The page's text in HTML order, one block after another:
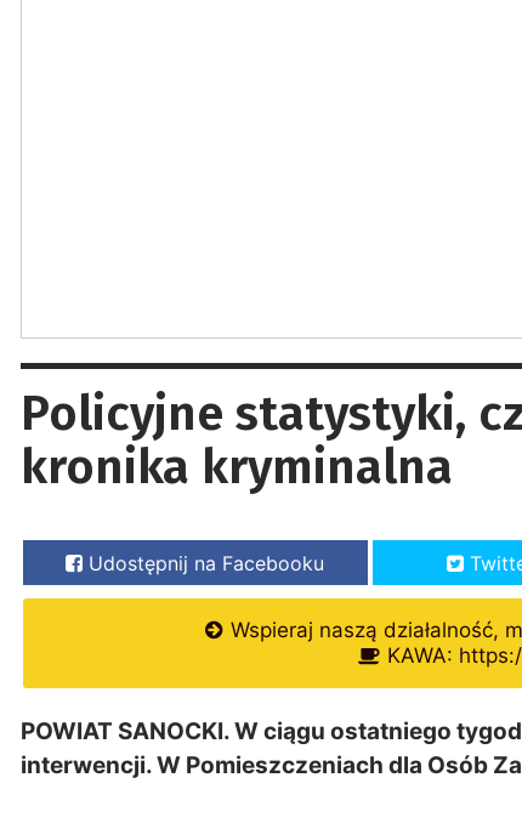
Policyjne statystyki,
kronika kryminalna
Udostępnij na Facebooku
Wspieraj naszą działalność,
KAWA:
POWIAT SANOCKI. W ciągu ostatniego
interwencji. W Pomieszczeniach dla Osób